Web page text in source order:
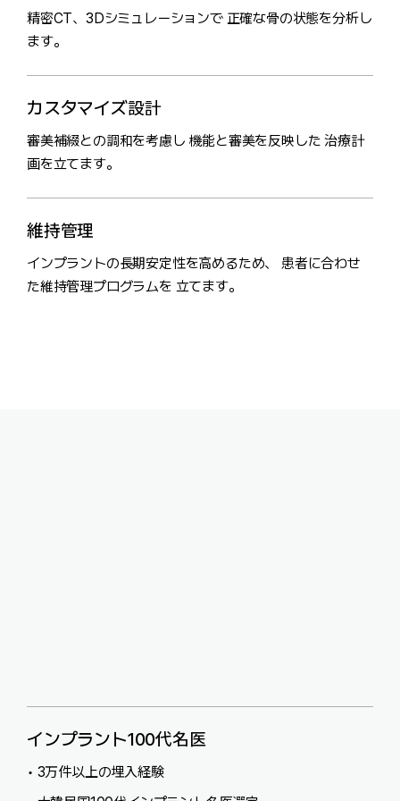
精密CT、3Dシミュレーションで 正確な骨の状態を分析し
ます。
カスタマイズ設計
審美補綴との調和を考慮し 機能と審美を反映した 治療計
画を立てます。
維持管理
インプラントの長期安定性を高めるため、 患者に合わせ
た維持管理プログラムを 立てます。
インプラント100代名医
• 3万件以上の埋入経験